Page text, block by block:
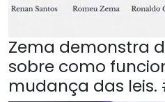
Zema demonstra
sobre como
mudança das